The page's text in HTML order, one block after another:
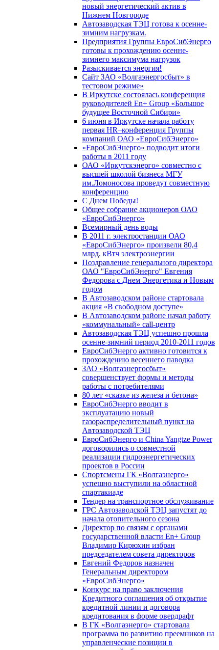
новый энергетический актив в
Нижнем Новгороде
Автозаводская ТЭЦ готова к осенне-
зимним нагрузкам.
Предприятия Группы ЕвроСибЭнерго
готовы к прохождению осенне-
зимнего максимума нагрузок
Разыскивается энергия!
Сайт ЗАО «Волгаэнергосбыт» в
тестовом режиме»
В Иркутске состоялась конференция
руководителей En+ Group «Большое
будущее Восточной Сибири»
6 июня в Иркутске начала работу
первая HR–конференция Группы
компаний ОАО «ЕвроСибЭнерго»
«ЕвроСибЭнерго» подводит итоги
работы в 2011 году
ОАО «Иркутскэнерго» совместно с
высшей школой бизнеса МГУ
им.Ломоносова проведут совместную
конференцию
С Днем Победы!
Общее собрание акционеров ОАО
«ЕвроСибЭнерго»
Всемирный день воды
В 2011 г. электростанции ОАО
«ЕвроСибЭнерго» произвели 80,4
млрд. кВтч электроэнергии
Поздравление генерального директора
ОАО "ЕвроСибЭнерго" Евгения
Федорова с Днем Энергетика и Новым
годом
В Автозаводском районе стартовала
акция «В свободном доступе»
В Автозаводском районе начал работу
«коммунальный» call-центр
Автозаводская ТЭЦ успешно прошла
осенне-зимний период 2010-2011 годов
ЕвроСибЭнерго активно готовится к
прохождению весеннего паводка
ЗАО «Волгаэнергосбыт»
совершенствует формы и методы
работы с потребителями
80 лет «сказке из железа и бетона»
ЕвроСибЭнерго вводит в
эксплуатацию новый
газораспределительный пункт на
Автозаводской ТЭЦ
ЕвроСибЭнерго и China Yangtze Power
договорились о совместной
реализации гидроэнергетических
проектов в России
Спортсмены ГК «Волгаэнерго»
успешно выступили на областной
спартакиаде
Тендер на транспортное обслуживание
ГРС Автозаводской ТЭЦ запустят до
начала отопительного сезона
Директор по связям с органами
государственной власти En+ Group
Владимир Кирюхин избран
председателем совета директоров
Евгений Федоров назначен
Генеральным директором
«ЕвроСибЭнерго»
Конкурс на право заключения
Кредитного соглашения об открытие
кредитной линии и договора
кредитования в форме овердрафт
В ГК «Волгаэнерго» стартовала
программа по развитию преемников на
управленческие позиции в